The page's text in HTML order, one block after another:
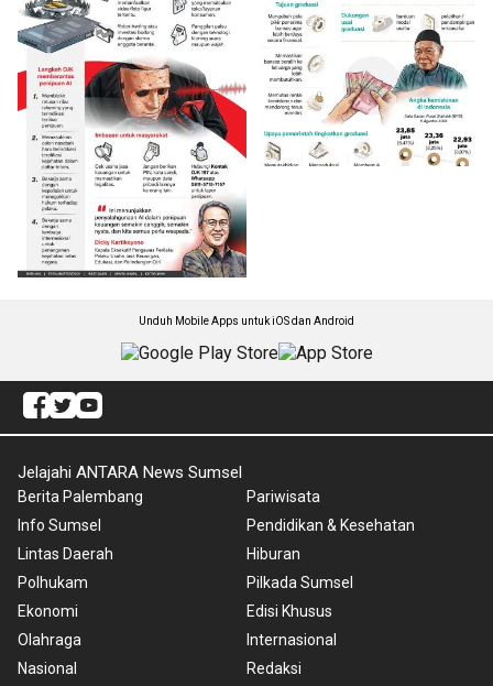
Unduh Mobile Apps untuk iOS dan Android
Jelajahi ANTARA News Sumsel
Berita Palembang
Info Sumsel
Lintas Daerah
Polhukam
Ekonomi
Olahraga
Nasional
Pariwisata
Pendidikan & Kesehatan
Hiburan
Pilkada Sumsel
Edisi Khusus
Internasional
Redaksi